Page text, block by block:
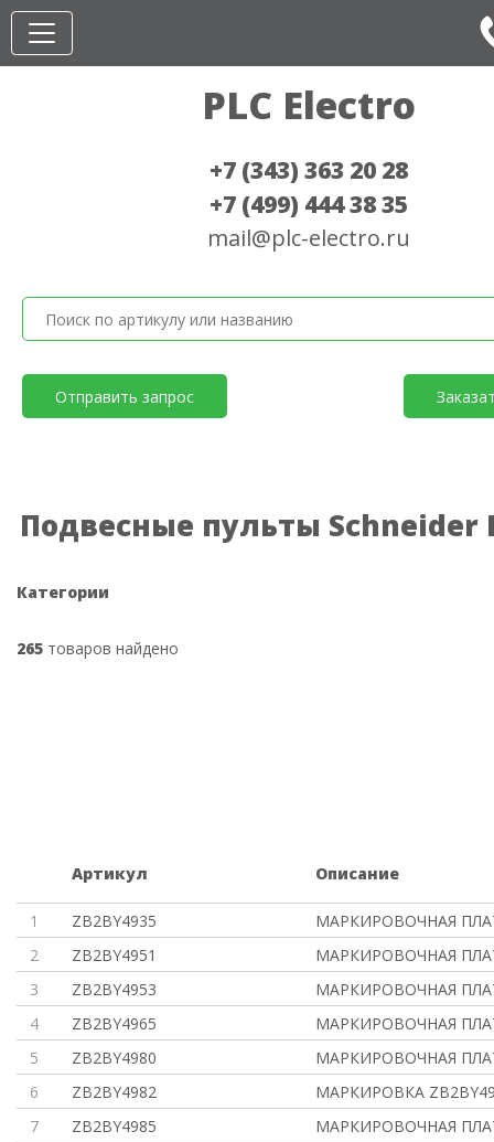
PLC Electro
+7 (343) 363 20 28
+7 (499) 444 38 35
mail@plc-electro.ru
Отправить запрос
Подвесные пульты Schneider
Категории
265 товаров найдено
Артикул Описание
1 ZB2BY4935
МАРКИРОВОЧНАЯ
2
ZB2BY4951
МАРКИРОВОЧНАЯ
3
ZB2BY4953
МАРКИРОВОЧНАЯ
4
ZB2BY4965
МАРКИРОВОЧНАЯ
5
ZB2BY4980
МАРКИРОВОЧНАЯ
6
ZB2BY4982
МАРКИРОВКА
7
ZB2BY4985
МАРКИРОВОЧНАЯ